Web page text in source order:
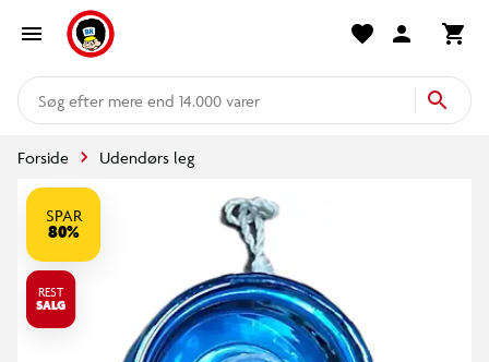
mere end 14.000 varer
Forside Udendørs leg
SPAR
80%
REST
SALG